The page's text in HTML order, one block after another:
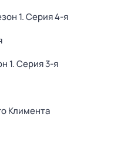
1. Серия 4-я
1. Серия 3-я
Климента